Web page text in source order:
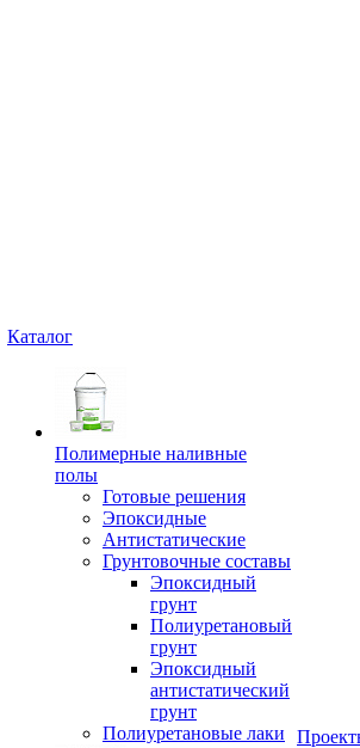
Каталог
Полимерные наливные
полы
Готовые решения
Эпоксидные
Антистатические
Грунтовочные составы
Эпоксидный
грунт
Полиуретановый
грунт
Эпоксидный
антистатический
грунт
Полиуретановые лаки